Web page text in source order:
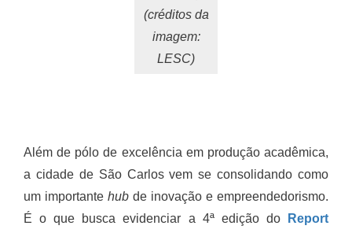
(créditos da
imagem:
LESC)
Além de pólo de excelência em produção acadêmica,
a cidade de São Carlos vem se consolidando como
um importante hub de inovação e empreendedorismo.
É o que busca evidenciar a 4ª edição do
Report